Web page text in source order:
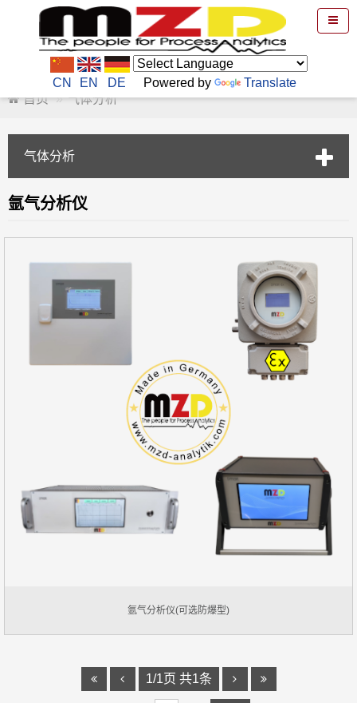
CN EN DE Powered by
Translate
首页
气体分析
气体分析
氩气分析仪
氩气分析仪(可选防爆型)
1/1页 共1条